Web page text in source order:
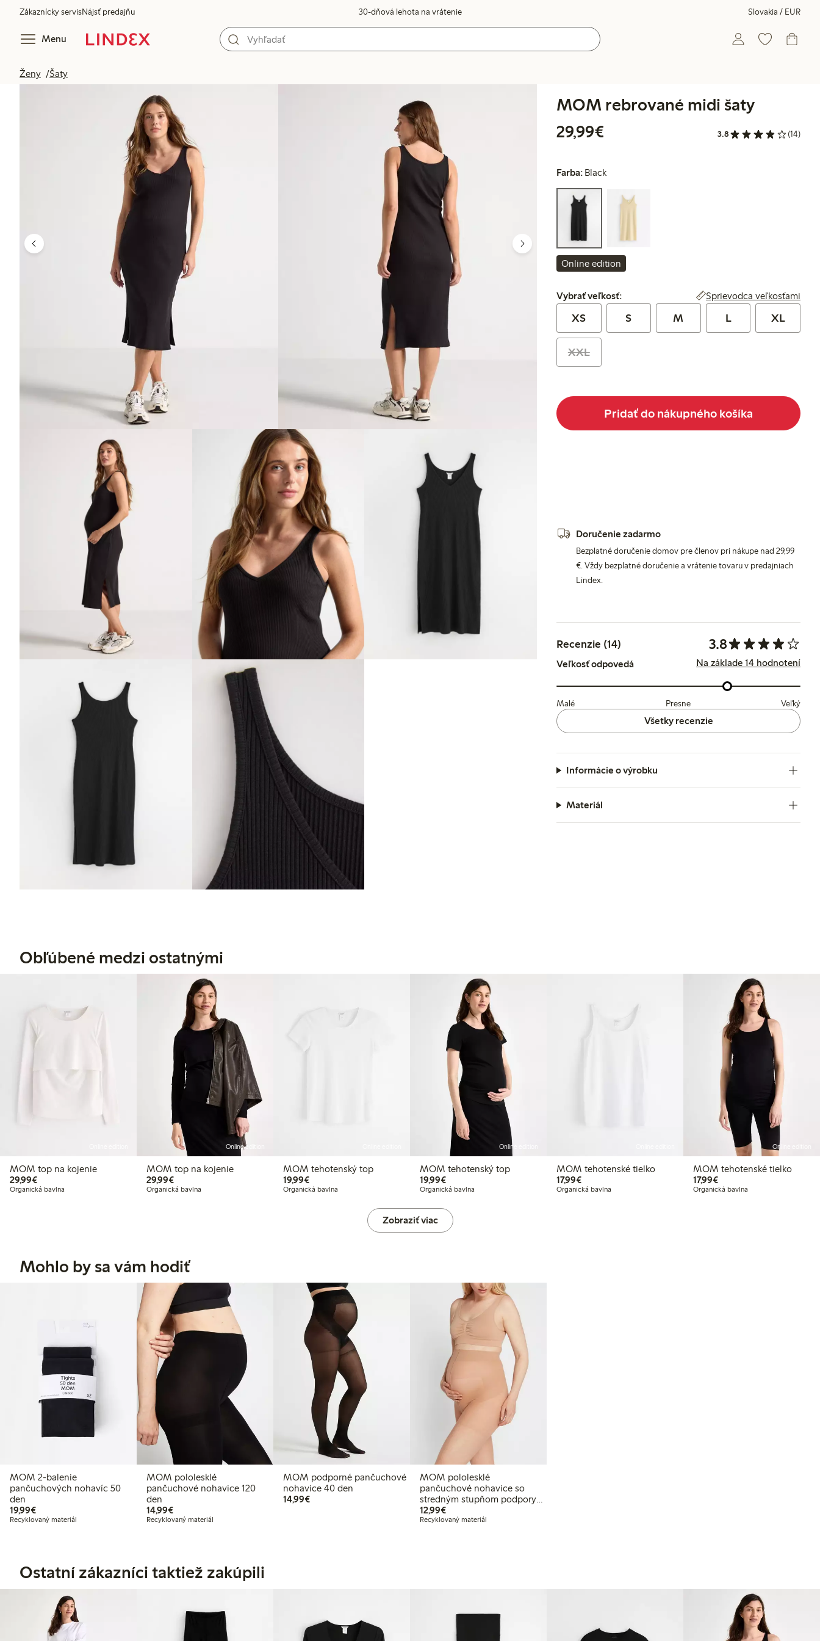
Zákaznícky servisNájsť predajňu 30-dňová lehota na vrátenie Slovakia / EUR
Menu
Ženy Šaty
MOM rebrované midi šaty
29,99€
3.8 (14)
Farba: Black
Online edition
Vybrať veľkosť:
Vybrať veľkosť: Sprievodca veľkosťami
XS S M L XL
XXL
Pridať do nákupného košíka
Doručenie zadarmo
Bezplatné doručenie domov pre členov pri nákupe nad 29,99
€. Vždy bezplatné doručenie a vrátenie tovaru v predajniach
Lindex.
Recenzie (14) 3.8
Veľkosť odpovedá Na základe 14 hodnotení
Malé Presne Veľký
Všetky recenzie
Informácie o výrobku
Materiál
Obľúbené medzi ostatnými
MOM top na kojenie
29,99€29,99 €
Organická bavlna
Online edition
MOM top na kojenie
29,99€29,99 €
Organická bavlna
MOM tehotenský top
19,99€19,99 €
Organická bavlna
Online edition
MOM tehotenský top
19,99€19,99 €
Organická bavlna
MOM tehotenské tielko
17,99€17,99 €
Organická bavlna
Online edition
MOM tehotenské tielko
17,99€17,99 €
Organická bavlna
Zobraziť viac
Mohlo by sa vám hodiť
MOM 2-balenie
pančuchových nohavíc 50
den
19,99€19,99 €
Recyklovaný materiál
MOM pololesklé
pančuchové nohavice 120
den
14,99€14,99 €
Recyklovaný materiál
MOM podporné pančuchové
nohavice 40 den
14,99€14,99 €
MOM pololesklé
pančuchové nohavice so
stredným stupňom podpory
20 den
12,99€12,99 €
Recyklovaný materiál
Ostatní zákazníci taktiež zakúpili